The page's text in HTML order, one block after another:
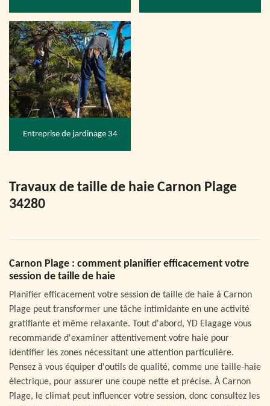
Entreprise de jardinage 34
Travaux de taille de haie Carnon Plage
34280
Carnon Plage : comment planifier efficacement votre
session de taille de haie
Planifier efficacement votre session de taille de haie à Carnon
Plage peut transformer une tâche intimidante en une activité
gratifiante et même relaxante. Tout d'abord, YD Elagage vous
recommande d'examiner attentivement votre haie pour
identifier les zones nécessitant une attention particulière.
Pensez à vous équiper d'outils de qualité, comme une taille-haie
électrique, pour assurer une coupe nette et précise. À Carnon
Plage, le climat peut influencer votre session, donc consultez les